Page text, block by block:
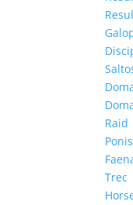
Raid
Ponis
Trec